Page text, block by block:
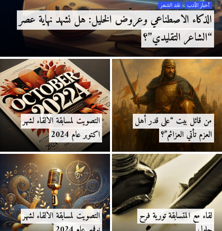
أخبار الأدب نقد الشعر
الذكاء الاصطناعي وعروض الخليل: هل نشهد نهاية عصر
“الشاعر التقليدي”؟
من قائل بيت “على قدر أهل
العزم تأتي العزائم”؟
التصويت لمسابقة الالقاء لشهر
اكتوبر عام 2024
لقاء مع المتسابقة تورية فرح
التصويت لمسابقة الالقاء لشهر